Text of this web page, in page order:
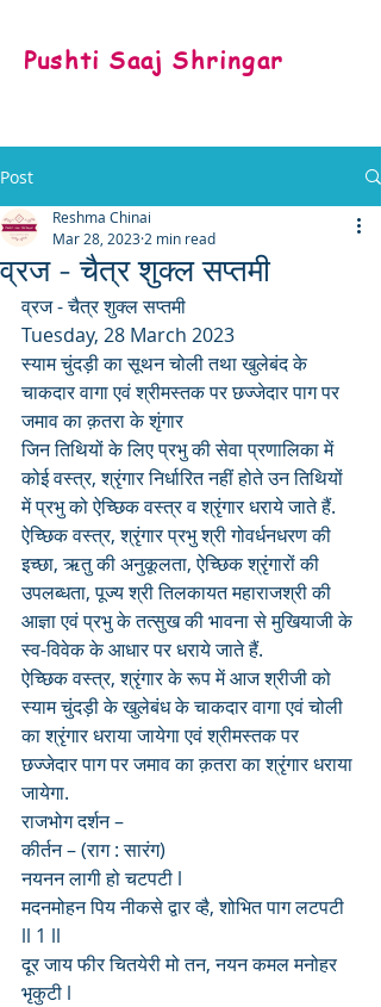
Pushti Saaj Shringar
Post
व्रज - चैत्र शुक्ल सप्तमी
Reshma Chinai
Mar 28, 2023 2 min read
व्रज - चैत्र शुक्ल सप्तमी
Tuesday, 28 March 2023
स्याम चुंदड़ी का सूथन चोली तथा खुलेबंद के
चाकदार वागा एवं श्रीमस्तक पर छज्जेदार पाग पर
जमाव का क़तरा के शृंगार
जिन तिथियों के लिए प्रभु की सेवा प्रणालिका में
कोई वस्त्र, श्रृंगार निर्धारित नहीं होते उन तिथियों
में प्रभु को ऐच्छिक वस्त्र व श्रृंगार धराये जाते हैं.
ऐच्छिक वस्त्र, श्रृंगार प्रभु श्री गोवर्धनधरण की
इच्छा, ऋतु की अनुकूलता, ऐच्छिक श्रृंगारों की
उपलब्धता, पूज्य श्री तिलकायत महाराजश्री की
आज्ञा एवं प्रभु के तत्सुख की भावना से मुखियाजी के
स्व-विवेक के आधार पर धराये जाते हैं.
ऐच्छिक वस्त्र, श्रृंगार के रूप में आज श्रीजी को
स्याम चुंदड़ी के खुलेबंध के चाकदार वागा एवं चोली
का श्रृंगार धराया जायेगा एवं श्रीमस्तक पर
छज्जेदार पाग पर जमाव का क़तरा का श्रृंगार धराया
जायेगा.
राजभोग दर्शन –
कीर्तन – (राग : सारंग)
नयनन लागी हो चटपटी l
मदनमोहन पिय नीकसे द्वार व्है, शोभित पाग लटपटी
ll 1 ll
दूर जाय फीर चितयेरी मो तन, नयन कमल मनोहर
भृकुटी l